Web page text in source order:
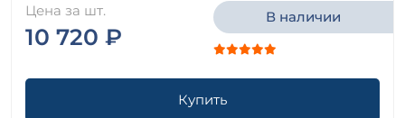
Цена за шт.
10 720 ₽
В наличии
Купить